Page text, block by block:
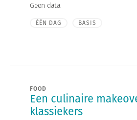
Geen data.
ÉÉN DAG BASIS
FOOD
Een culinaire
klassiekers